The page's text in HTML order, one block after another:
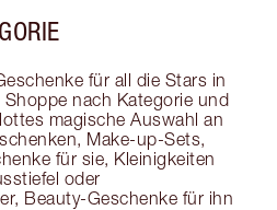
für all die Stars in
Shoppe nach Kategorie und
magische Auswahl an
Make-up-Sets,
für sie, Kleinigkeiten
oder
Beauty-Geschenke für ihn